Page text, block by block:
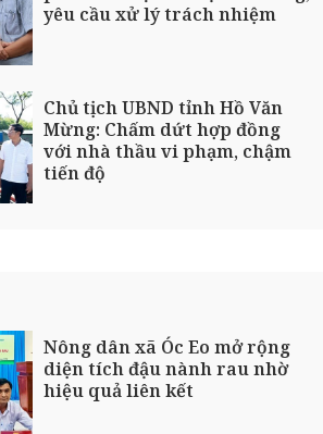
yêu cầu xử lý trách nhiệm
Chủ tịch UBND tỉnh Hồ Văn
Mừng: Chấm dứt hợp đồng
với nhà thầu vi phạm, chậm
tiến độ
Nông dân xã Óc Eo mở rộng
diện tích đậu nành rau nhờ
hiệu quả liên kết